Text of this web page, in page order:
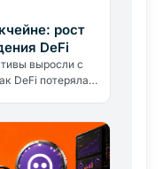
рост
DeFi
выросли с
DeFi потеряла